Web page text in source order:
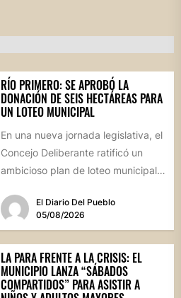
RÍO PRIMERO: SE APROBÓ LA
DONACIÓN DE SEIS HECTÁREAS PARA
UN LOTEO MUNICIPAL
En una nueva jornada legislativa, el
Concejo Deliberante ratificó un
ambicioso plan de loteo municipal,
por...
El Diario Del Pueblo
05/08/2026
LA PARA FRENTE A LA CRISIS: EL
MUNICIPIO LANZA “SÁBADOS
COMPARTIDOS” PARA ASISTIR A